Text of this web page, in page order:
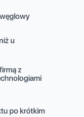
u
z
po krótkim